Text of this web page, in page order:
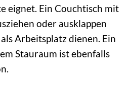
eignet. Ein Couchtisch mit
oder ausklappen
Arbeitsplatz dienen. Ein
Stauraum ist ebenfalls